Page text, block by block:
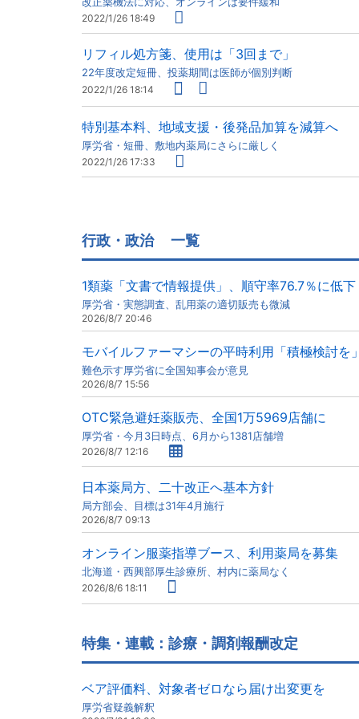
2022/1/26 18:49
リフィル処方箋、使用は「3回まで」
22年度改定短冊、投薬期間は医師が個別判断
2022/1/26 18:14
特別基本料、地域支援・後発品加算を減算へ
厚労省・短冊、敷地内薬局にさらに厳しく
2022/1/26 17:33
行政・政治 一覧
1類薬「文書で情報提供」、順守率76.7％に低下
厚労省・実態調査、乱用薬の適切販売も微減
2026/8/7 20:46
モバイルファーマシーの平時利用「積極検討を
難色示す厚労省に全国知事会が意見
2026/8/7 15:56
OTC緊急避妊薬販売、全国1万5969店舗に
厚労省・今月3日時点、6月から1381店舗増
2026/8/7 12:16
日本薬局方、二十改正へ基本方針
局方部会、目標は31年4月施行
2026/8/7 09:13
オンライン服薬指導ブース、利用薬局を募集
北海道・西興部厚生診療所、村内に薬局なく
2026/8/6 18:11
特集・連載：診療・調剤報酬改定
ベア評価料、対象者ゼロなら届け出変更を
厚労省疑義解釈